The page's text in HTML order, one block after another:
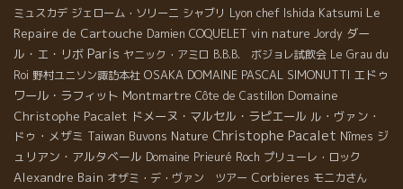
ミュスカデ ジェローム・ソリーニ シャブリ Lyon chef Ishida Katsumi Le
Repaire de Cartouche Damien COQUELET vin nature Jordy ダー
ル・エ・リボ Paris ヤニック・アミロ B.B.B. ボジョレ試飲会 Le Grau du
Roi 野村ユニソン諏訪本社 OSAKA DOMAINE PASCAL SIMONUTTI エドゥ
ワール・ラフィット Montmartre Côte de Castillon Domaine
Christophe Pacalet ドメーヌ・マルセル・ラピエール ル・ヴァン・
ドゥ・メザミ Taiwan Buvons Nature Christophe Pacalet Nîmes ジ
ュリアン・アルタベール Domaine Prieuré Roch プリューレ・ロック
Alexandre Bain オザミ・デ・ヴァン ツアー Corbieres モニカさん